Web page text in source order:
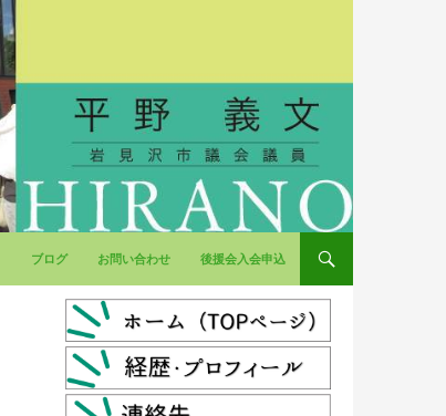
ブログ お問い合わせ 後援会入会申込